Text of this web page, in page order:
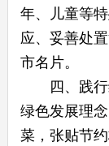
年、儿童等
应、妥善处
市名片。
四、践行
绿色发展理
菜，张贴节